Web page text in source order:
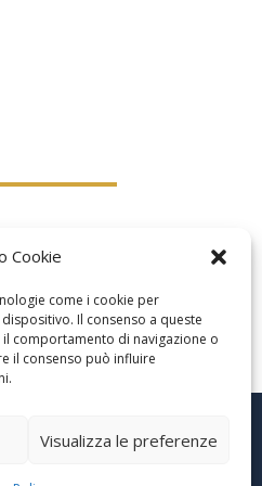
Cookie
come i cookie per
Il consenso a queste
comportamento di navigazione o
il consenso può influire
Visualizza le preferenze